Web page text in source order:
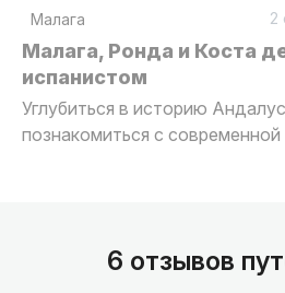
Малага
2
Малага, Ронда и Коста
испанистом
Углубиться в историю
познакомиться с
6 отзывов